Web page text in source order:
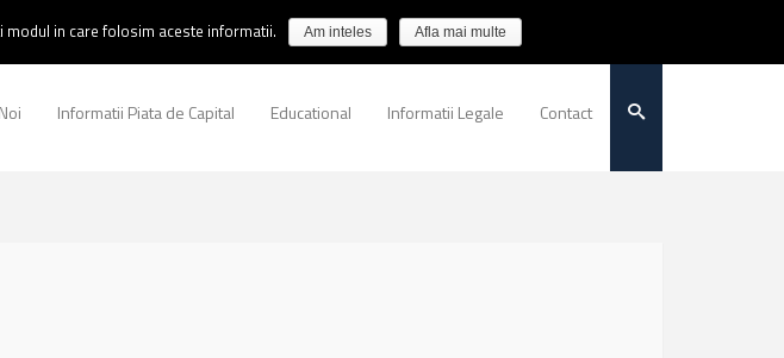
Informatii Piata de Capital Educational Informatii Legale Contact
in care folosim aceste informatii. Am inteles Afla mai multe